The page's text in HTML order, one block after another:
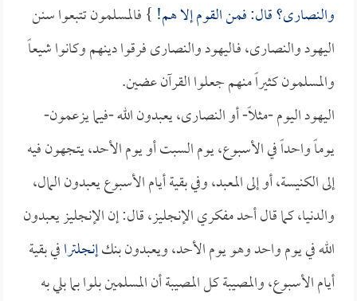
والنصارى؟ قال: فمن القوم إلا هم! } فالمسلمون تتبعوا سنن
اليهود والنصارى، فـاليهود والنصارى فرقوا دينهم وكانوا شيعاً
والمسلمون كثيراً منهم جعلوا القرآن عضين.
اليهود اليوم -مثلاً- أو النصارى، يعبدون الله -فيما يزعمون-
يوماً واحداً في الأسبوع، يوم السبت أو يوم الأحد، يتجهون فيه
إلى الكنيسة، أو إلى المعبد، وفي بقية أيام الأسبوع يعبدون المال،
والدنيا، كما قال أحد مفكري الإنجليز، قال: إن الإنجليز يعبدون
الله في يوم واحد وهو يوم الأحد، ويعبدون بنكإنجلترافي بقية
أيام الأسبوع، والمصيبة كل المصيبة أن المسلمين بلوا بما بلي به